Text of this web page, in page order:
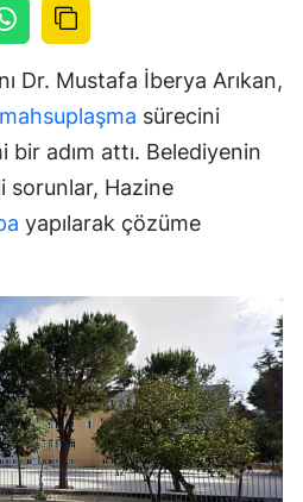
Dr. Mustafa İberya Arıkan,
mahsuplaşma sürecini
bir adım attı. Belediyenin
sorunlar, Hazine
yapılarak çözüme